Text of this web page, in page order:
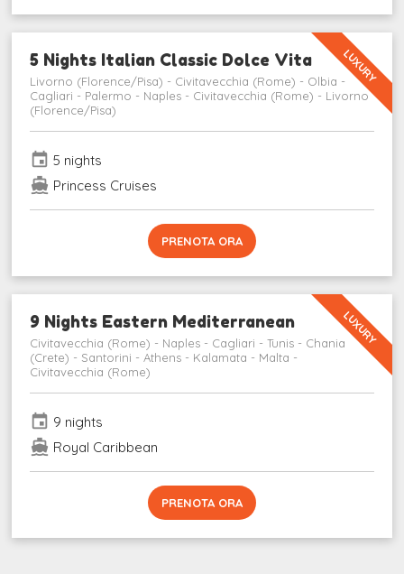
LUXURY
5 Nights Italian Classic Dolce Vita
Livorno (Florence/Pisa) - Civitavecchia (Rome) - Olbia -
Cagliari - Palermo - Naples - Civitavecchia (Rome) - Livorno
(Florence/Pisa)
event 5 nights
directions_boat Princess Cruises
PRENOTA ORA
LUXURY
9 Nights Eastern Mediterranean
Civitavecchia (Rome) - Naples - Cagliari - Tunis - Chania
(Crete) - Santorini - Athens - Kalamata - Malta -
Civitavecchia (Rome)
event 9 nights
directions_boat Royal Caribbean
PRENOTA ORA